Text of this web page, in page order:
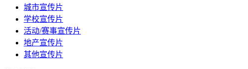
城市宣传片
学校宣传片
活动/赛事宣传片
地产宣传片
其他宣传片